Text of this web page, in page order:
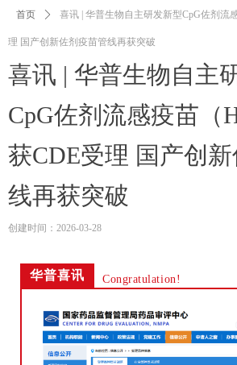
喜讯 | 华普生物自主
CpG佐剂流感疫苗（
获CDE受理 国产创
线再获突破
首页 ꄲ 喜讯 | 华普生物自主研发新型CpG佐剂流
理 国产创新佐剂疫苗管线再获突破
创建时间： 2026-03-28
华普喜讯 Congratulation!